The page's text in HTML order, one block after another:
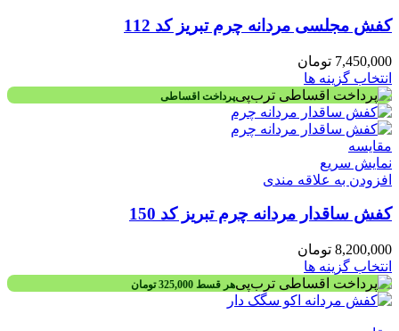
کفش مجلسی مردانه چرم تبریز کد 112
7,450,000 تومان
انتخاب گزینه ها
پرداخت اقساطی
مقايسه
نمایش سریع
افزودن به علاقه مندی
کفش ساقدار مردانه چرم تبریز کد 150
8,200,000 تومان
انتخاب گزینه ها
هر قسط 325,000 تومان